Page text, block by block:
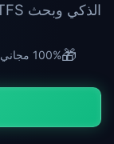
الذكي وبحث NTFS والأيقونات ثلاثية الأبعاد.
🎁100% مجاني